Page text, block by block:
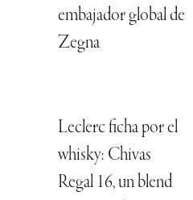
embajador global de
Zegna
Leclerc ficha por el
whisky: Chivas
Regal 16, un blend